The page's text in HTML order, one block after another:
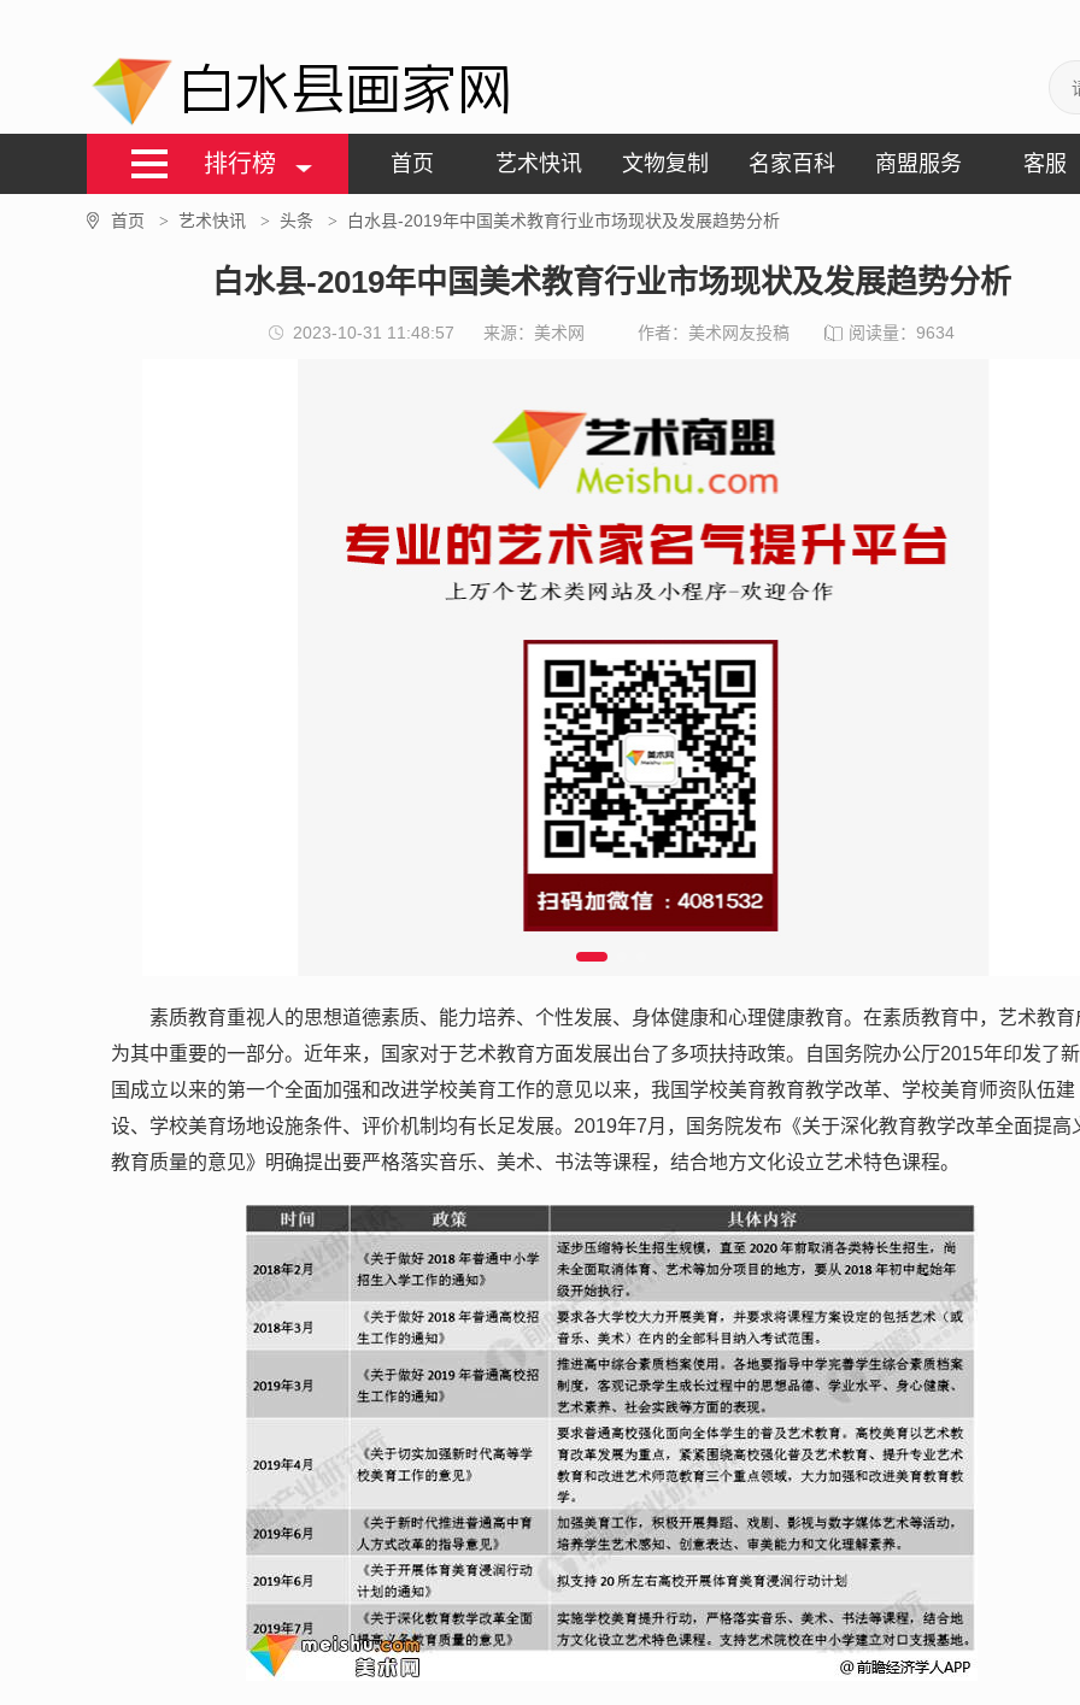
白水县画家网
排行榜 首页 艺术快讯 文物复制 名家百科 商盟服务 客服
首页 > 艺术快讯 > 头条 > 白水县-2019年中国美术教育行业市场现状及发展趋势分析
白水县-2019年中国美术教育行业市场现状及发展趋势分析
2023-10-31 11:48:57 来源：美术网 作者：美术网友投稿 阅读量： 9634
素质教育重视人的思想道德素质、能力培养、个性发展、身体健康和心理健康教育。在素质教育中，艺术教育
为其中重要的一部分。近年来，国家对于艺术教育方面发展出台了多项扶持政策。自国务院办公厅2015年印发了
国成立以来的第一个全面加强和改进学校美育工作的意见以来，我国学校美育教育教学改革、学校美育师资队伍建
设、学校美育场地设施条件、评价机制均有长足发展。2019年7月，国务院发布《关于深化教育教学改革全面提高
教育质量的意见》明确提出要严格落实音乐、美术、书法等课程，结合地方文化设立艺术特色课程。